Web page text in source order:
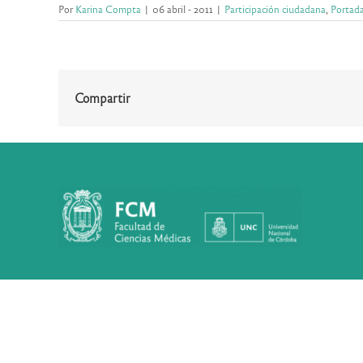
PorKarina Compta | 06 abril - 2011 | Participación ciudadana
Compartir